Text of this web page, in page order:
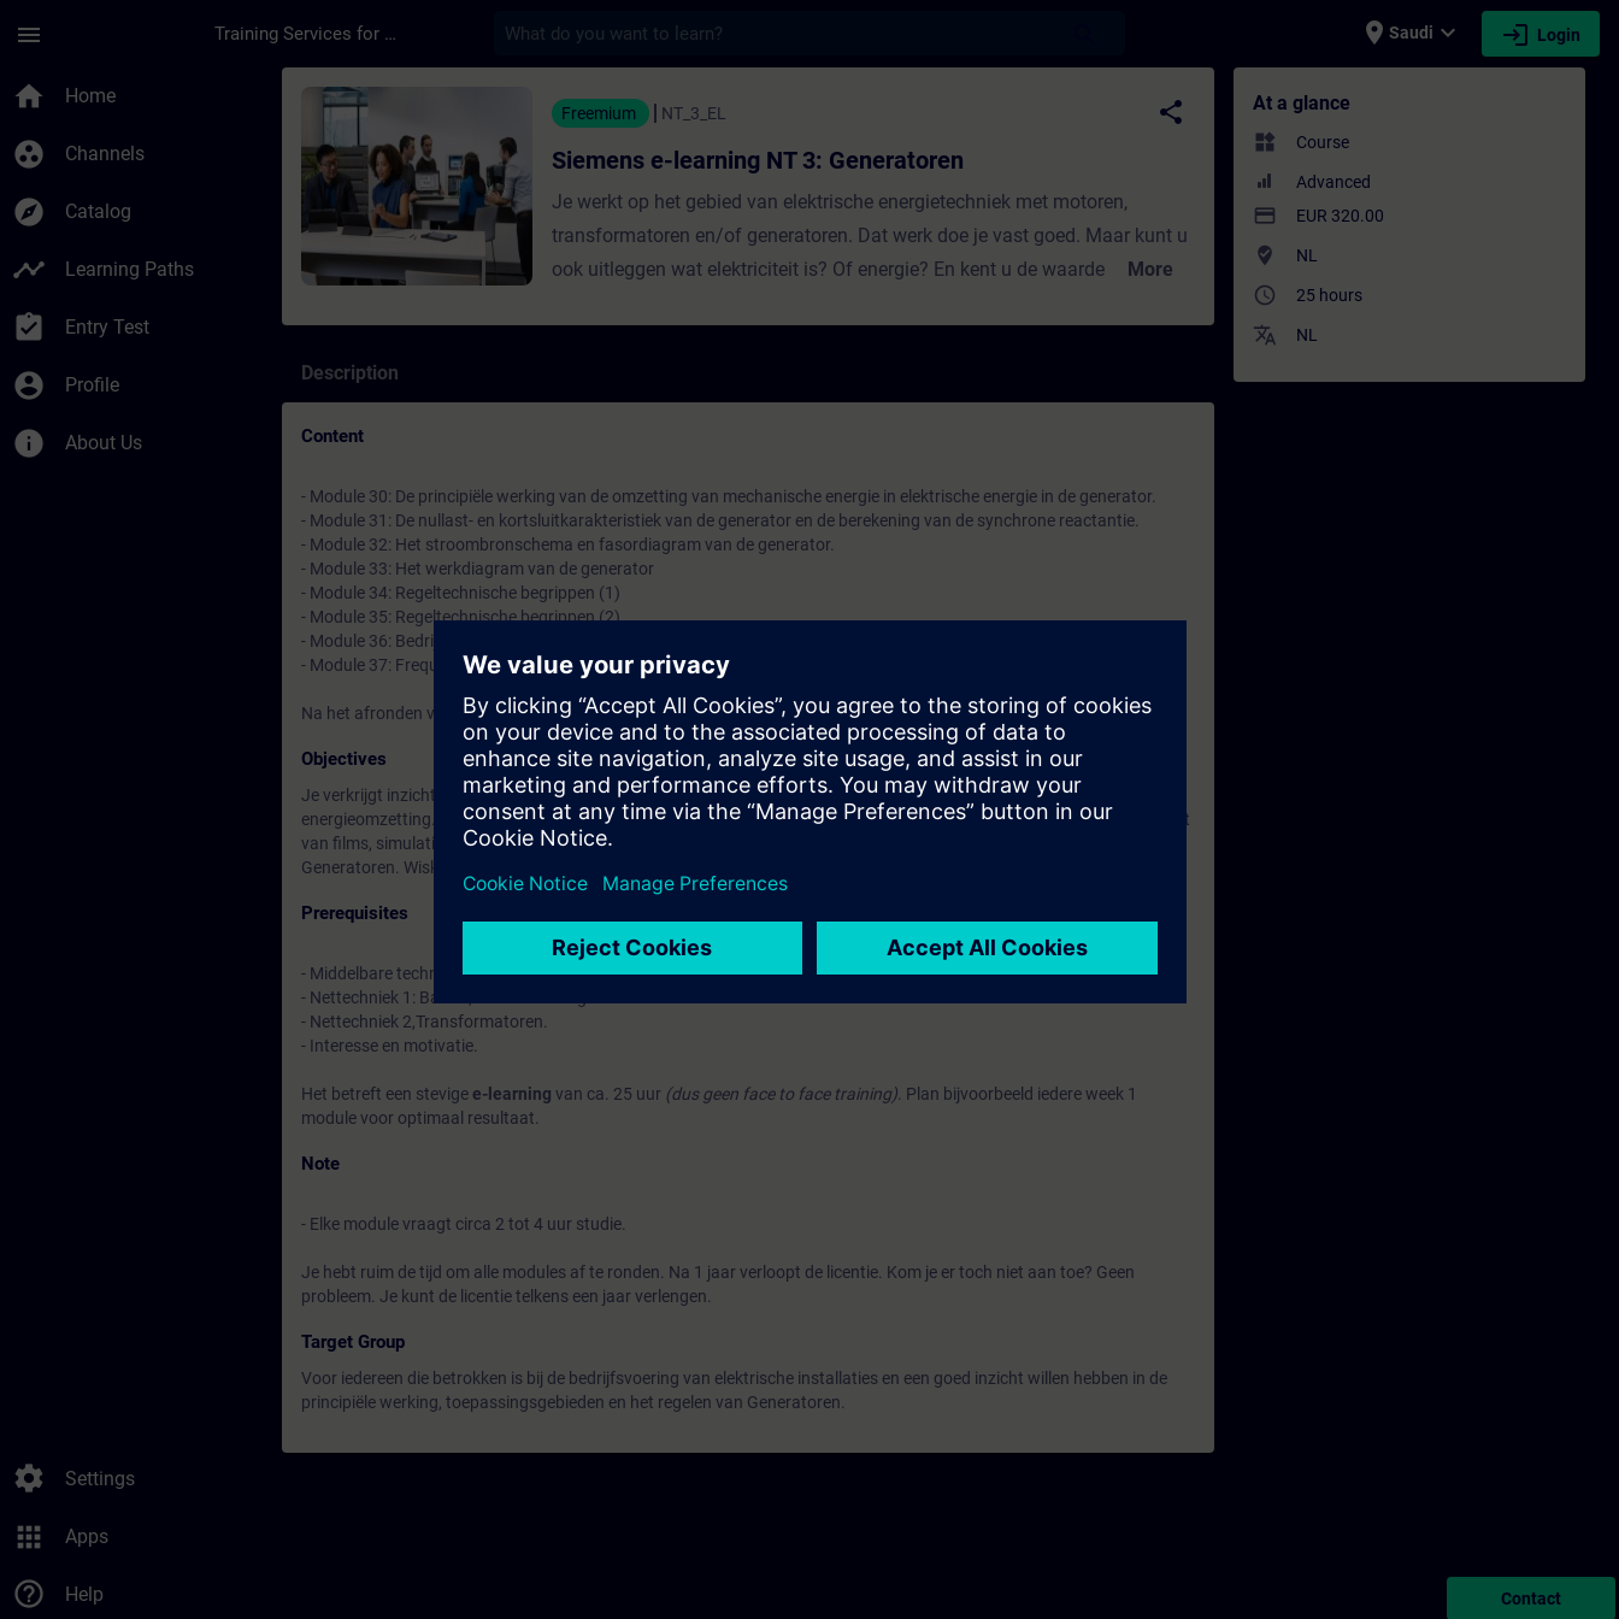
menu Training Services for Digital Industries place Saudi expand_more login Login
home Home
group_work Channels
explore Catalog
timeline Learning Paths
assignment_turned_in Entry Test
account_circle Profile
info About Us
settings Settings
apps Apps
help_outline Help
Course - Siemens e-learning NT 3: Generatoren - Training - Training - Professional development | SITRAIN
Freemium NT_3_EL
share
Siemens e-learning NT 3: Generatoren
Je werkt op het gebied van elektrische energietechniek met motoren,
transformatoren en/of generatoren. Dat werk doe je vast goed. Maar kunt u
ook uitleggen wat elektriciteit is? Of energie? En kent u de waarden enMore
Description
Content
- Module 30: De principiële werking van de omzetting van mechanische energie in elektrische energie in de generator.
- Module 31: De nullast- en kortsluitkarakteristiek van de generator en de berekening van de synchrone reactantie.
- Module 32: Het stroombronschema en fasordiagram van de generator.
- Module 33: Het werkdiagram van de generator
- Module 34: Regeltechnische begrippen (1)
- Module 35: Regeltechnische begrippen (2)
- Module 36: Bedrijfsvoering van generatoren
- Module 37: Frequentie vermogensregeling
Na het afronden van de toets van module 37 kunt u het certificaat downloaden uit de e-learning.
Objectives
Je verkrijgt inzicht in de natuurkundige principes die ten grondslag liggen aan mechanische en elektrische
energieomzetting. Je kunt de werking van Generatoren verklaren door gebruik te maken van 4 basisprincipes. Door inzet
van films, simulatie's, metaforen en intuïtieve oefeningen ontwikkel je een visueel beeld van energieomzetting van
Generatoren. Wiskunde wordt zoveel als mogelijk beperkt.
Prerequisites
- Middelbare technische opleiding of een redelijke kennis van de natuurkunde op MBO niveau of
- Nettechniek 1: Basics, Motoren Energietechniek +
- Nettechniek 2,Transformatoren.
- Interesse en motivatie.
Het betreft een stevige e-learning van ca. 25 uur (dus geen face to face training) . Plan bijvoorbeeld iedere week 1
module voor optimaal resultaat.
Note
- Elke module vraagt circa 2 tot 4 uur studie.
Je hebt ruim de tijd om alle modules af te ronden. Na 1 jaar verloopt de licentie. Kom je er toch niet aan toe? Geen
probleem. Je kunt de licentie telkens een jaar verlengen.
Target Group
Voor iedereen die betrokken is bij de bedrijfsvoering van elektrische installaties en een goed inzicht willen hebben in de
principiële werking, toepassingsgebieden en het regelen van Generatoren.
At a glance
widgets Course
Advanced
payment EUR 320.00
where_to_vote NL
access_time 25 hours
translate NL
Contact